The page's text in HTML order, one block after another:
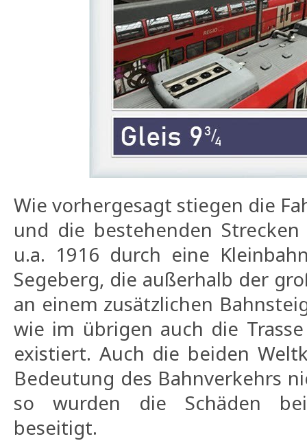
Wie vorhergesagt stiegen die
und die bestehenden
u.a. 1916 durch eine
Segeberg, die außerhalb der
an einem zusätzlichen
wie im übrigen auch die
existiert. Auch die beiden
Bedeutung des Bahnverkehrs
so wurden die Schäden
beseitigt.